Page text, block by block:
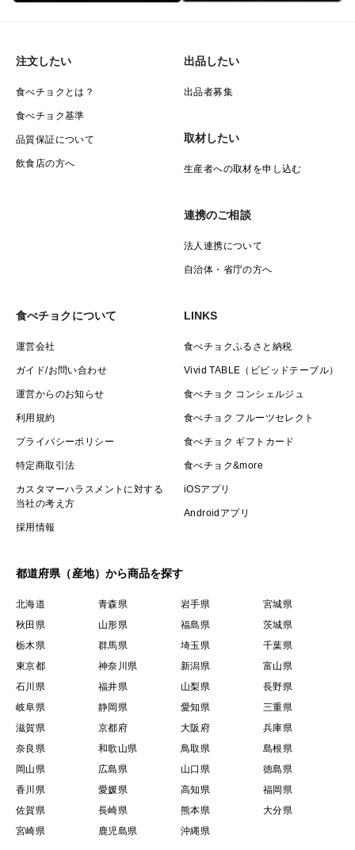
ですが
私が桃たべた〜い^^
日中の温度が40度近く
加えて25度以上の熱帯夜
続くと甘くなるのをやめる
ことがあります
もう20年以上続けて
います
ご縁を頂いた事に感謝！
注文したい
食べチョクとは？
食べチョク基準
品質保証について
飲食店の方へ
出品したい
出品者募集
取材したい
生産者への取材を申し込む
連携のご相談
法人連携について
自治体・省庁の方へ
食べチョクについて
運営会社
ガイド/お問い合わせ
運営からのお知らせ
利用規約
プライバシーポリシー
特定商取引法
カスタマーハラスメントに対する
当社の考え方
採用情報
LINKS
食べチョクふるさと納税
Vivid TABLE（ビビッドテーブル）
食べチョク コンシェルジュ
食べチョク フルーツセレクト
食べチョク ギフトカード
食べチョク&more
iOSアプリ
Androidアプリ
都道府県（産地）から商品を探す
北海道 青森県 岩手県
宮城県
秋田県
山形県 福島県
茨城県
栃木県
群馬県 埼玉県
千葉県
東京都
神奈川県 新潟県
富山県
石川県
福井県 山梨県
長野県
岐阜県
静岡県 愛知県
三重県
滋賀県
京都府 大阪府
兵庫県
奈良県
和歌山県 鳥取県
島根県
岡山県
広島県 山口県
徳島県
香川県
愛媛県 高知県
福岡県
佐賀県
長崎県 熊本県
大分県
宮崎県
鹿児島県 沖縄県